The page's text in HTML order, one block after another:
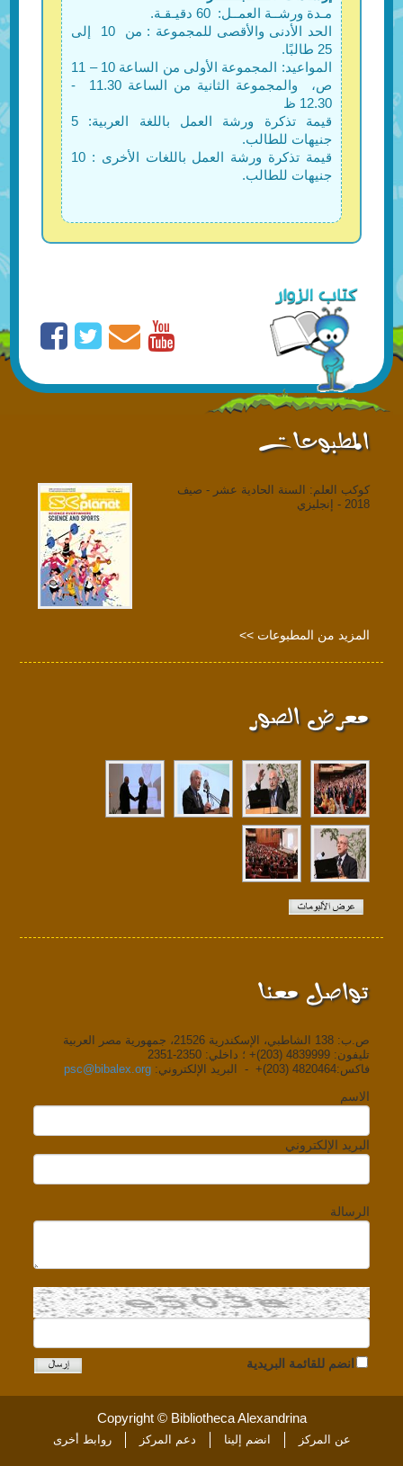
مـدة ورشــة العمــل: 60 دقيـقـة.
الحد الأدنى والأقصى للمجموعة : من 10 إلى
25 طالبًا.
المواعيد: المجموعة الأولى من الساعة 10 – 11
ص، والمجموعة الثانية من الساعة 11.30 -
12.30 ظ
قيمة تذكرة ورشة العمل باللغة العربية: 5
جنيهات للطالب.
قيمة تذكرة ورشة العمل باللغات الأخرى : 10
جنيهات للطالب.
المطبوعات
كوكب العلم: السنة الحادية عشر - صيف
2018 - إنجليزي
المزيد من المطبوعات >>
معرض الصور
تواصل معنا
ص.ب: 138 الشاطبي، الإسكندرية 21526، جمهورية مصر العربية
تليفون: 4839999 (203)+ ؛ داخلي: 2350-2351
فاكس:4820464 (203)+ - البريد الإلكتروني:
psc@bibalex.org
الاسم
البريد الإلكتروني
الرسالة
انضم للقائمة البريدية
Copyright © Bibliotheca Alexandrina
روابط أخرى دعم المركز انضم إلينا عن المركز